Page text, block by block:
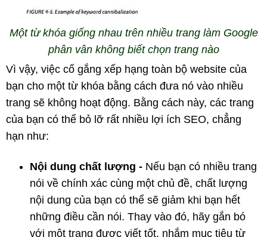
Một từ khóa giống nhau trên nhiều trang làm Google
phân vân không biết chọn trang nào
Vì vậy, việc cố gắng xếp hạng toàn bộ website của
bạn cho một từ khóa bằng cách đưa nó vào nhiều
trang sẽ không hoạt động. Bằng cách này, các trang
của bạn có thể bỏ lỡ rất nhiều lợi ích SEO, chẳng
hạn như:
Nội dung chất lượng - Nếu bạn có nhiều trang
nói về chính xác cùng một chủ đề, chất lượng
nội dung của bạn có thể sẽ giảm khi bạn hết
những điều cần nói. Thay vào đó, hãy gắn bó
với một trang được viết tốt, nhắm mục tiêu từ